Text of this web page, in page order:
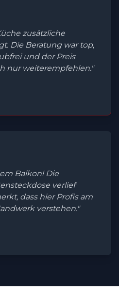
zusätzliche
Die Beratung war top,
und der Preis
nur weiterempfehlen."
Balkon! Die
verlief
dass hier Profis am
verstehen."